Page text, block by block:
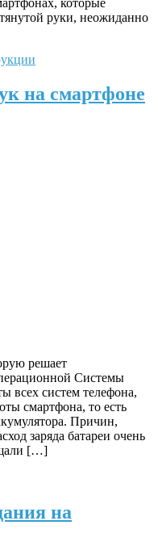
которые
руки, неожиданно
на смартфоне
решает
Системы
всех систем телефона,
смартфона, то есть
Причин,
заряда батареи очень
[…]
на